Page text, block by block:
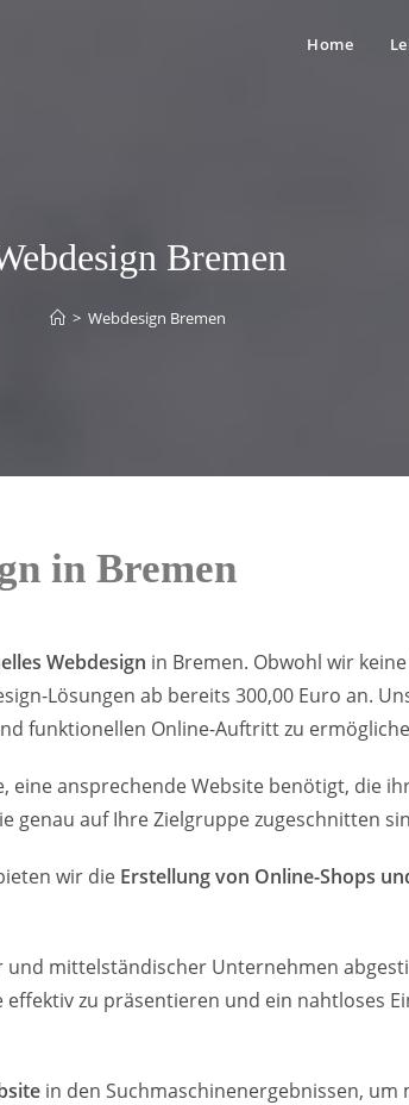
Home
Bremen
> Webdesign Bremen
in Bremen
Webdesign in Bremen. Obwohl wir
Lösungen ab bereits 300,00 Euro an.
funktionellen Online-Auftritt zu
eine ansprechende Website benötigt, die
genau auf Ihre Zielgruppe zugeschnitten
wir die Erstellung von Online-Shops
und mittelständischer Unternehmen
zu präsentieren und ein nahtloses
in den Suchmaschinenergebnissen,